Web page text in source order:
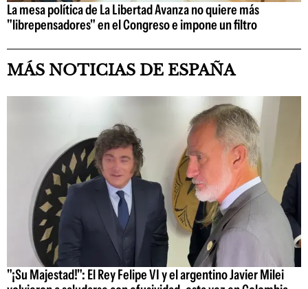
La mesa política de La Libertad Avanza no quiere más
"librepensadores" en el Congreso e impone un filtro
MÁS NOTICIAS DE ESPAÑA
"¡Su Majestad!": El Rey Felipe VI y el argentino Javier Milei